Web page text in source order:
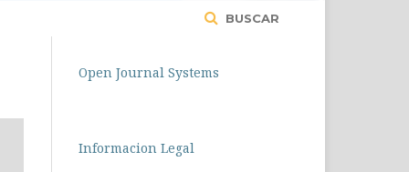
BUSCAR
Open Journal Systems
Informacion Legal